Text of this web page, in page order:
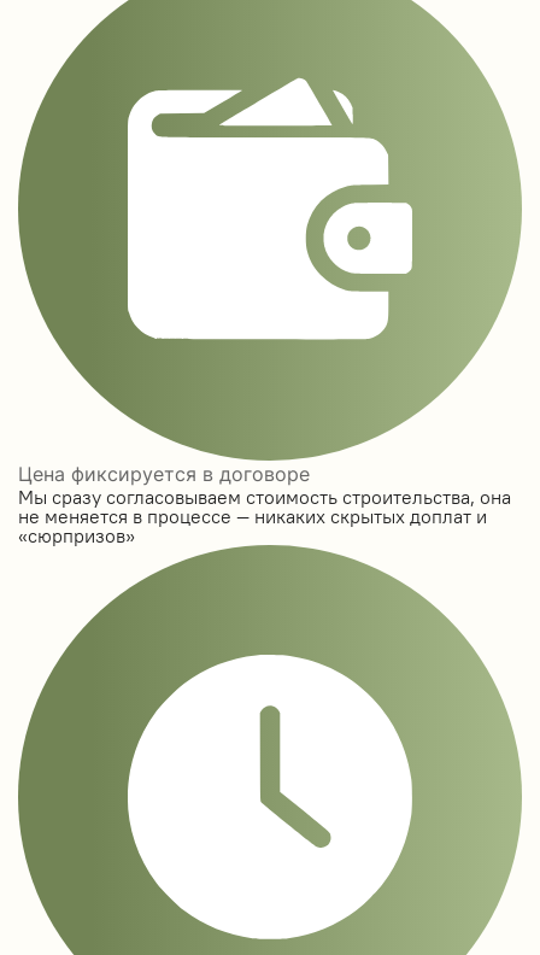
Цена фиксируется в договоре
Мы сразу согласовываем стоимость строительства, она
не меняется в процессе — никаких скрытых доплат и
«сюрпризов»